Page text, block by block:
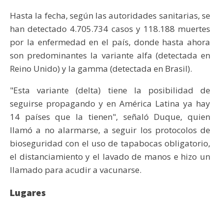
Hasta la fecha, según las autoridades sanitarias, se
han detectado 4.705.734 casos y 118.188 muertes
por la enfermedad en el país, donde hasta ahora
son predominantes la variante alfa (detectada en
Reino Unido) y la gamma (detectada en Brasil).
"Esta variante (delta) tiene la posibilidad de
seguirse propagando y en América Latina ya hay
14 países que la tienen", señaló Duque, quien
llamó a no alarmarse, a seguir los protocolos de
bioseguridad con el uso de tapabocas obligatorio,
el distanciamiento y el lavado de manos e hizo un
llamado para acudir a vacunarse.
Lugares